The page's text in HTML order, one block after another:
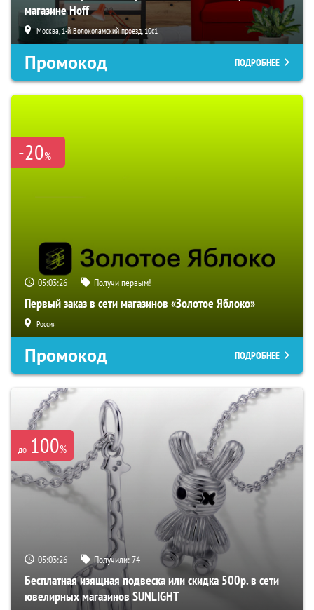
магазине Hoff
Москва, 1-й Волоколамский проезд, 10с1
Промокод ПОДРОБНЕЕ
-20%
05:03:25 Получи первым!
Первый заказ в сети магазинов «Золотое Яблоко»
Россия
Промокод ПОДРОБНЕЕ
до 100%
05:03:25 Получили:74
Бесплатная изящная подвеска или скидка 500р. в сети
ювелирных магазинов SUNLIGHT